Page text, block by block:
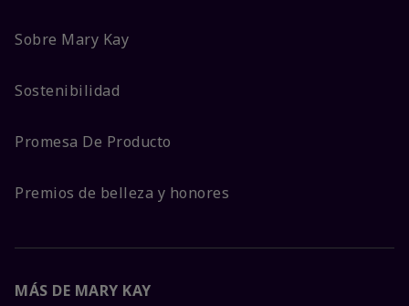
Sobre Mary Kay
Sostenibilidad
Promesa De Producto
Premios de belleza y honores
MÁS DE MARY KAY